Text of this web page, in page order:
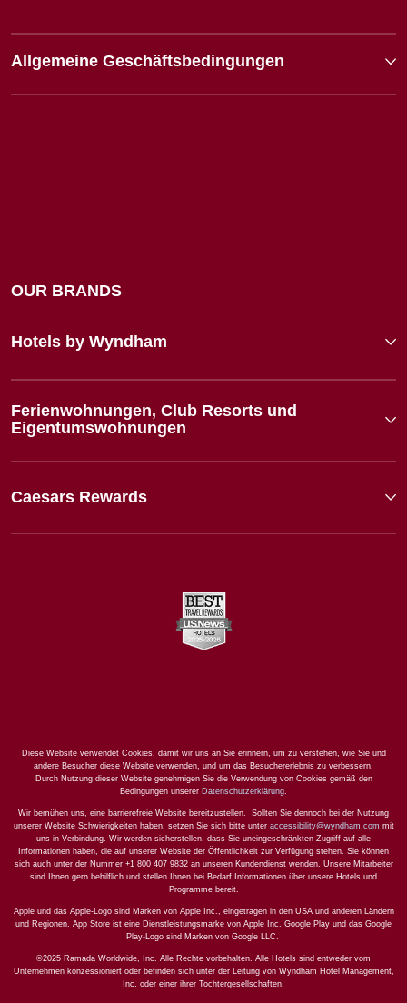
Allgemeine Geschäftsbedingungen
OUR BRANDS
Hotels by Wyndham
Ferienwohnungen, Club Resorts und
Eigentumswohnungen
Caesars Rewards
Diese Website verwendet Cookies, damit wir uns an Sie erinnern, um zu verstehen, wie Sie und
andere Besucher diese Website verwenden, und um das Besuchererlebnis zu verbessern.
Durch Nutzung dieser Website genehmigen Sie die Verwendung von Cookies gemäß den
Bedingungen unserer Datenschutzerklärung.
Wir bemühen uns, eine barrierefreie Website bereitzustellen. Sollten Sie dennoch bei der Nutzung
unserer Website Schwierigkeiten haben, setzen Sie sich bitte unter accessibility@wyndham.com mit
uns in Verbindung. Wir werden sicherstellen, dass Sie uneingeschränkten Zugriff auf alle
Informationen haben, die auf unserer Website der Öffentlichkeit zur Verfügung stehen. Sie können
sich auch unter der Nummer +1 800 407 9832 an unseren Kundendienst wenden. Unsere Mitarbeiter
sind Ihnen gern behilflich und stellen Ihnen bei Bedarf Informationen über unsere Hotels und
Programme bereit.
Apple und das Apple-Logo sind Marken von Apple Inc., eingetragen in den USA und anderen Ländern
und Regionen. App Store ist eine Dienstleistungsmarke von Apple Inc. Google Play und das Google
Play-Logo sind Marken von Google LLC.
©2025 Ramada Worldwide, Inc. Alle Rechte vorbehalten. Alle Hotels sind entweder vom
Unternehmen konzessioniert oder befinden sich unter der Leitung von Wyndham Hotel Management,
Inc. oder einer ihrer Tochtergesellschaften.